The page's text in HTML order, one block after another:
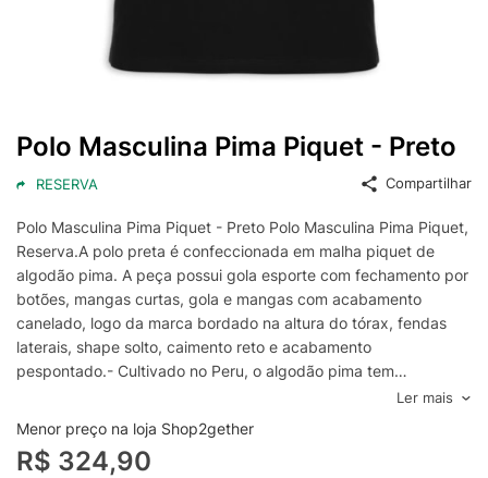
Polo Masculina Pima Piquet - Preto
RESERVA Compartilhar
Polo Masculina Pima Piquet - Preto Polo Masculina Pima Piquet,
Reserva.A polo preta é confeccionada em malha piquet de
algodão pima. A peça possui gola esporte com fechamento por
botões, mangas curtas, gola e mangas com acabamento
canelado, logo da marca bordado na altura do tórax, fendas
laterais, shape solto, caimento reto e acabamento
pespontado.- Cultivado no Peru, o algodão pima tem
características nobres: leve, toque ultra macio, hipoalergênico,
além de ter durabilidade prolongada.- O algodão pima também
é conhecido como algodão peruano, podendo aparecer com os
dois termos- Modelagem regular, sugerimos o tamanho padrão-
Ler mais
Menor preço na loja Shop2gether
R$ 324,90